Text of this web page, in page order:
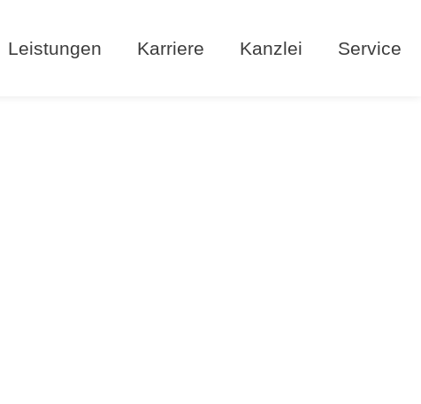
Leistungen Karriere Kanzlei Service